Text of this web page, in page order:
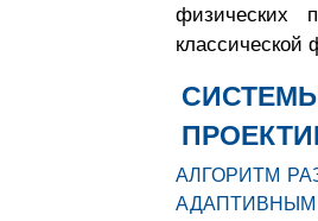
физических
классической
АЛГОРИТМ